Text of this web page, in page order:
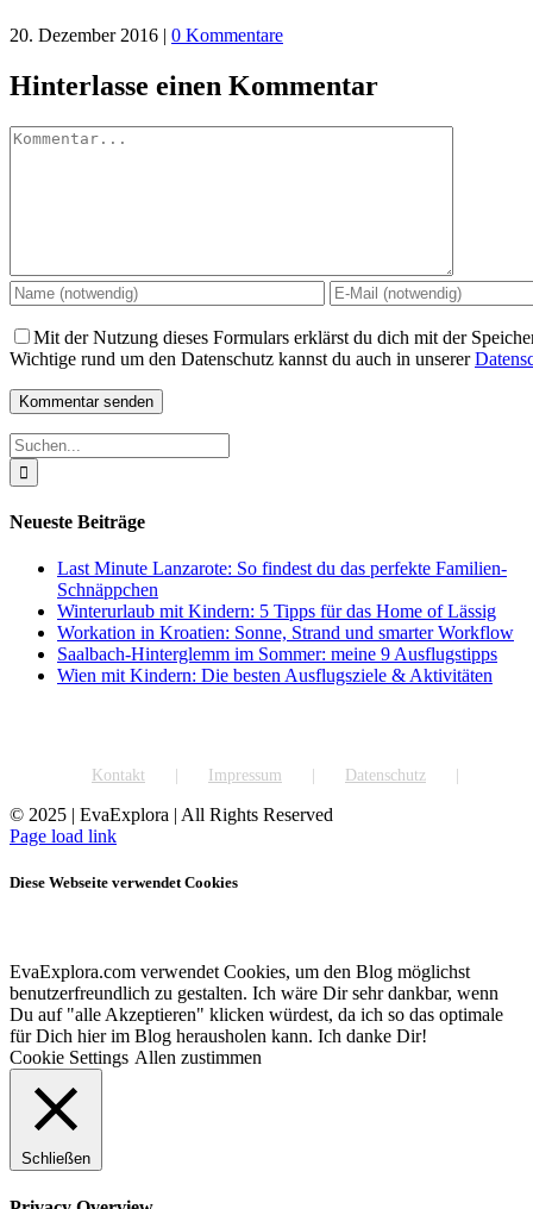
20. Dezember 2016 | 0 Kommentare
Hinterlasse einen Kommentar
Kommentar
Mit der Nutzung dieses Formulars erklärst du dich mit der
Wichtige rund um den Datenschutz kannst du auch in unserer
Suche
nach:
Neueste Beiträge
Last Minute Lanzarote: So findest du das perfekte Familien-
Schnäppchen
Winterurlaub mit Kindern: 5 Tipps für das Home of Lässig
Workation in Kroatien: Sonne, Strand und smarter Workflow
Saalbach-Hinterglemm im Sommer: meine 9 Ausflugstipps
Wien mit Kindern: Die besten Ausflugsziele & Aktivitäten
Kontakt Impressum Datenschutz
© 2025 | EvaExplora | All Rights Reserved
Facebook
Instagram
Pinterest
YouTube
Rss
Page load link
Diese Webseite verwendet Cookies
EvaExplora.com verwendet Cookies, um den Blog möglichst
benutzerfreundlich zu gestalten. Ich wäre Dir sehr dankbar, wenn
Du auf "alle Akzeptieren" klicken würdest, da ich so das optimale
für Dich hier im Blog herausholen kann. Ich danke Dir!
Cookie Settings Allen zustimmen
Schließen